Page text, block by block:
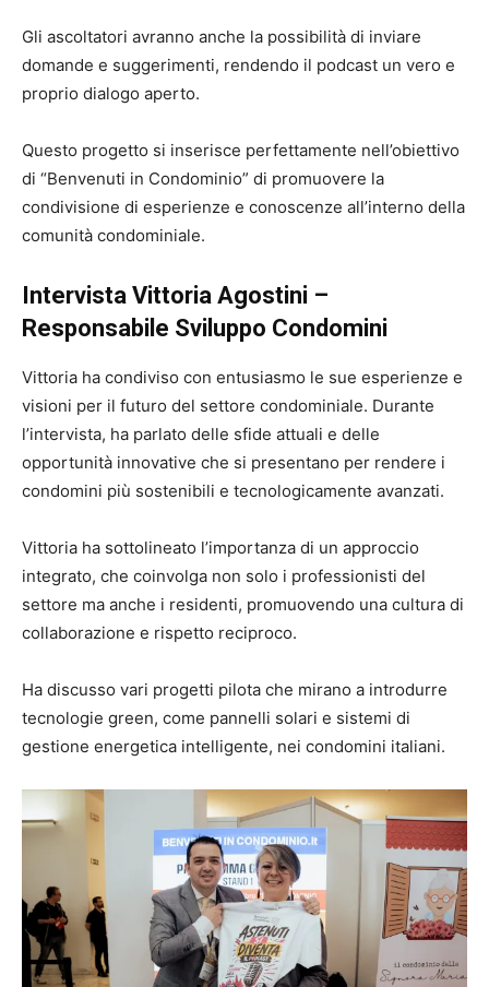
Gli ascoltatori avranno anche la possibilità di inviare
domande e suggerimenti, rendendo il podcast un vero e
proprio dialogo aperto.
Questo progetto si inserisce perfettamente nell’obiettivo
di “Benvenuti in Condominio” di promuovere la
condivisione di esperienze e conoscenze all’interno della
comunità condominiale.
Intervista Vittoria Agostini –
Responsabile Sviluppo Condomini
Vittoria ha condiviso con entusiasmo le sue esperienze e
visioni per il futuro del settore condominiale. Durante
l’intervista, ha parlato delle sfide attuali e delle
opportunità innovative che si presentano per rendere i
condomini più sostenibili e tecnologicamente avanzati.
Vittoria ha sottolineato l’importanza di un approccio
integrato, che coinvolga non solo i professionisti del
settore ma anche i residenti, promuovendo una cultura di
collaborazione e rispetto reciproco.
Ha discusso vari progetti pilota che mirano a introdurre
tecnologie green, come pannelli solari e sistemi di
gestione energetica intelligente, nei condomini italiani.